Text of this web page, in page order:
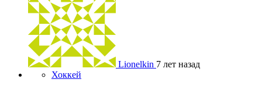
Lionelkin 7 лет назад
Хоккей